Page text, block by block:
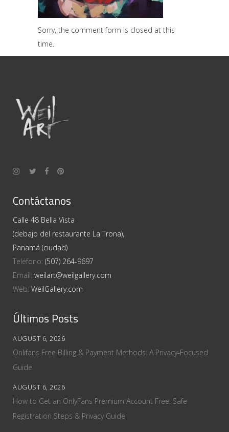
Sorry, the comment form is closed at this
time.
Contáctanos
Calle 48 Bella Vista
(debajo del restaurante La Trona),
Panamá (ciudad)
Teléfono: (507) 264-9697
Email: weilart@weilgallery.com
Web: WeilGallery.com
Últimos Posts
AUGUST 6, 2026
Onlifans Free Billing & Payment Methods: A Privacy‑Focused
Guide
AUGUST 6, 2026
How to Get an OnlyFans Premium Account Free: Safe
Registration Steps & Privacy Guide